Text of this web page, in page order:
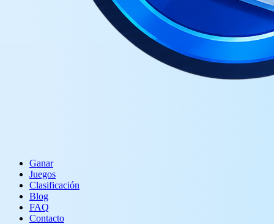
Ganar
Juegos
Clasificación
Blog
FAQ
Contacto